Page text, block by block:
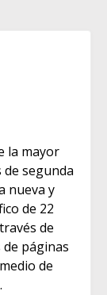
la mayor
segunda
nueva y
de 22
de
páginas
de